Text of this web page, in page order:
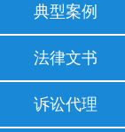
典型案例
法律文书
诉讼代理